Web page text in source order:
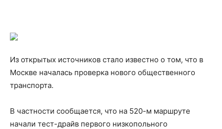
Из открытых источников стало известно о том, что в
Москве началась проверка нового общественного
транспорта.
В частности сообщается, что на 520-м маршруте
начали тест-драйв первого низкопольного